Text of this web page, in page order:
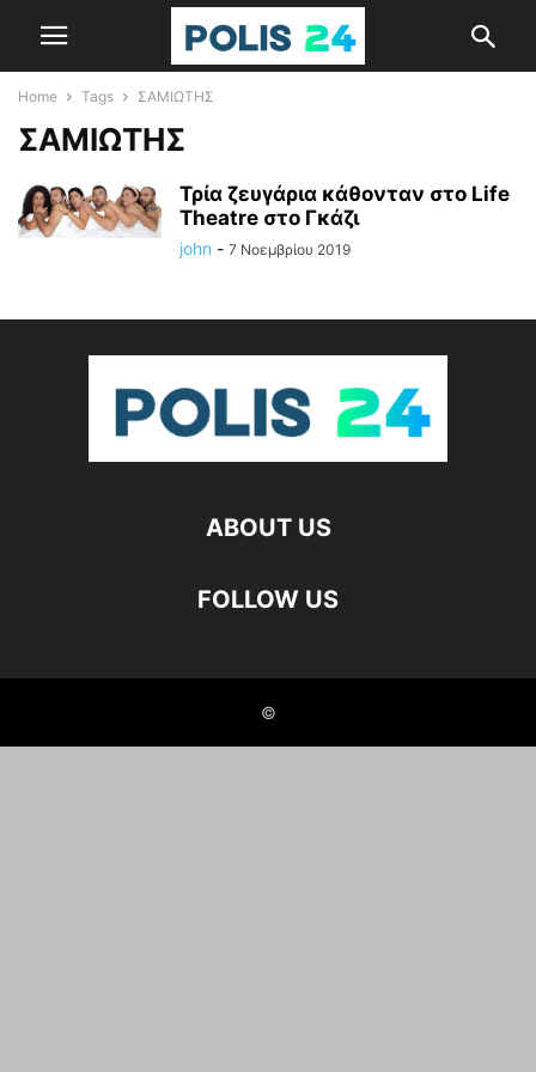
Home Tags ΣΑΜΙΩΤΗΣ
ΣΑΜΙΩΤΗΣ
Τρία ζευγάρια κάθονταν στο Life
Theatre στο Γκάζι
john - 7 Νοεμβρίου 2019
ABOUT US
FOLLOW US
©